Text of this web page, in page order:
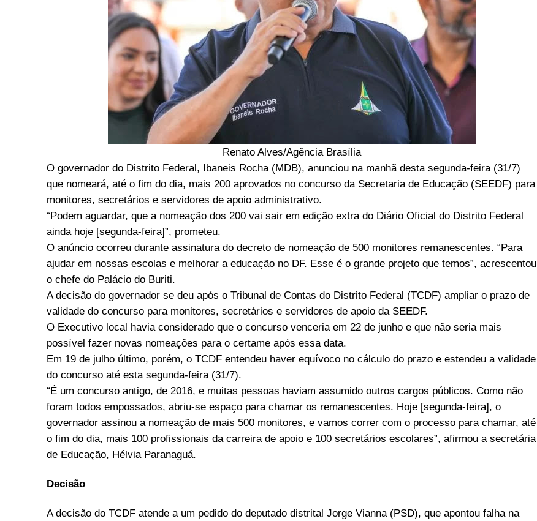
Renato Alves/Agência Brasília
O governador do Distrito Federal, Ibaneis Rocha (MDB), anunciou na manhã desta segunda-feira (31/7)
que nomeará, até o fim do dia, mais 200 aprovados no concurso da Secretaria de Educação (SEEDF) para
monitores, secretários e servidores de apoio administrativo.
“Podem aguardar, que a nomeação dos 200 vai sair em edição extra do Diário Oficial do Distrito Federal
ainda hoje [segunda-feira]”, prometeu.
O anúncio ocorreu durante assinatura do decreto de nomeação de 500 monitores remanescentes. “Para
ajudar em nossas escolas e melhorar a educação no DF. Esse é o grande projeto que temos”, acrescentou
o chefe do Palácio do Buriti.
A decisão do governador se deu após o Tribunal de Contas do Distrito Federal (TCDF) ampliar o prazo de
validade do concurso para monitores, secretários e servidores de apoio da SEEDF.
O Executivo local havia considerado que o concurso venceria em 22 de junho e que não seria mais
possível fazer novas nomeações para o certame após essa data.
Em 19 de julho último, porém, o TCDF entendeu haver equívoco no cálculo do prazo e estendeu a validade
do concurso até esta segunda-feira (31/7).
“É um concurso antigo, de 2016, e muitas pessoas haviam assumido outros cargos públicos. Como não
foram todos empossados, abriu-se espaço para chamar os remanescentes. Hoje [segunda-feira], o
governador assinou a nomeação de mais 500 monitores, e vamos correr com o processo para chamar, até
o fim do dia, mais 100 profissionais da carreira de apoio e 100 secretários escolares”, afirmou a secretária
de Educação, Hélvia Paranaguá.
Decisão
A decisão do TCDF atende a um pedido do deputado distrital Jorge Vianna (PSD), que apontou falha na